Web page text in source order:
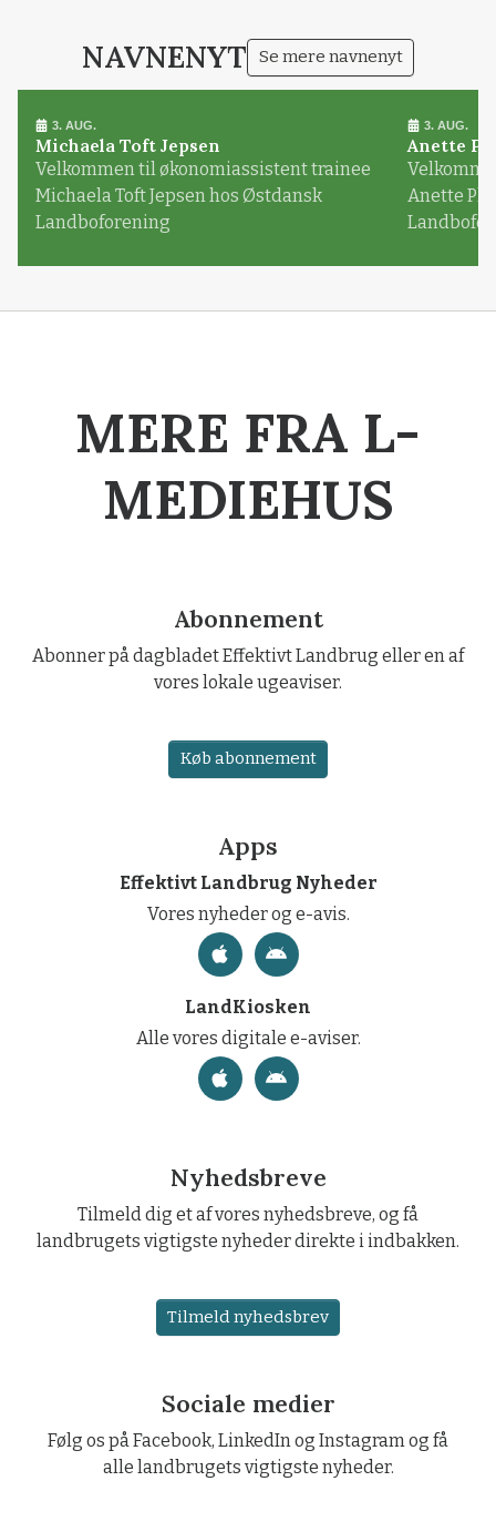
NAVNENYT Se mere navnenyt
3. AUG.
Michaela Toft Jepsen
Velkommen til økonomiassistent trainee
Michaela Toft Jepsen hos Østdansk
Landboforening
3. AUG.
Anette
Anette
MERE FRA L-
MEDIEHUS
Abonnement
Abonner på dagbladet Effektivt Landbrug eller en af
vores lokale ugeaviser.
Køb abonnement
Apps
Effektivt Landbrug Nyheder
Vores nyheder og e-avis.
LandKiosken
Alle vores digitale e-aviser.
Nyhedsbreve
Tilmeld dig et af vores nyhedsbreve, og få
landbrugets vigtigste nyheder direkte i indbakken.
Tilmeld nyhedsbrev
Sociale medier
Følg os på Facebook, LinkedIn og Instagram og få
alle landbrugets vigtigste nyheder.